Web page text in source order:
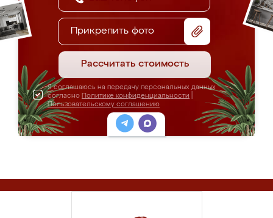
Прикрепить фото
Рассчитать стоимость
Я соглашаюсь на передачу персональных данных
согласно Политике конфиденциальности
Пользовательскому соглашению